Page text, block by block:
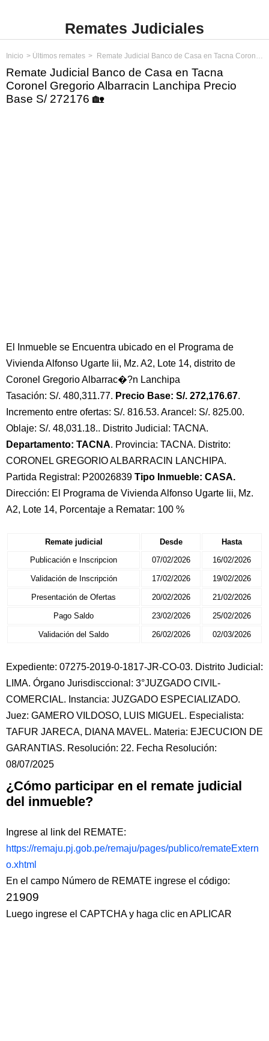
Remates Judiciales
Inicio Últimos remates Remate Judicial Banco de Casa en Tacna Coronel Gregorio Albarracin Lanchipa Precio Base S/ 272176
Remate Judicial Banco de Casa en Tacna
Coronel Gregorio Albarracin Lanchipa Precio
Base S/ 272176 🏡
El Inmueble se Encuentra ubicado en el Programa de
Vivienda Alfonso Ugarte Iii, Mz. A2, Lote 14, distrito de
Coronel Gregorio Albarrac�?n Lanchipa
Tasación: S/. 480,311.77. Precio Base: S/. 272,176.67.
Incremento entre ofertas: S/. 816.53. Arancel: S/. 825.00.
Oblaje: S/. 48,031.18.. Distrito Judicial: TACNA.
Departamento: TACNA. Provincia: TACNA. Distrito:
CORONEL GREGORIO ALBARRACIN LANCHIPA.
Partida Registral: P20026839 Tipo Inmueble: CASA.
Dirección: El Programa de Vivienda Alfonso Ugarte Iii, Mz.
A2, Lote 14, Porcentaje a Rematar: 100 %
Remate judicial Desde
Hasta
Publicación e Inscripcion
07/02/2026 16/02/2026
Validación de Inscripción 17/02/2026 19/02/2026
Presentación de Ofertas 20/02/2026 21/02/2026
Pago Saldo 23/02/2026 25/02/2026
Validación del Saldo 26/02/2026 02/03/2026
Expediente: 07275-2019-0-1817-JR-CO-03. Distrito Judicial:
LIMA. Órgano Jurisdisccional: 3°JUZGADO CIVIL-
COMERCIAL. Instancia: JUZGADO ESPECIALIZADO.
Juez: GAMERO VILDOSO, LUIS MIGUEL. Especialista:
TAFUR JARECA, DIANA MAVEL. Materia: EJECUCION DE
GARANTIAS. Resolución: 22. Fecha Resolución:
08/07/2025
¿Cómo participar en el remate judicial
del inmueble?
Ingrese al link del REMATE:
https://remaju.pj.gob.pe/remaju/pages/publico/remateExtern
o.xhtml
En el campo Número de REMATE ingrese el código:
21909
Luego ingrese el CAPTCHA y haga clic en APLICAR